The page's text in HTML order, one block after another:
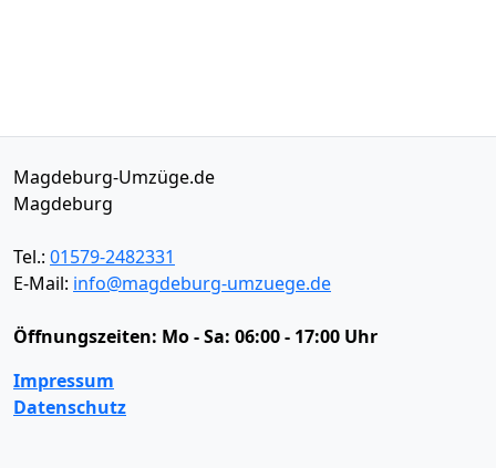
Magdeburg-Umzüge.de
Magdeburg
Tel.: 01579-2482331
E-Mail: info@magdeburg-umzuege.de
Öffnungszeiten: Mo - Sa: 06:00 - 17:00 Uhr
Impressum
Datenschutz